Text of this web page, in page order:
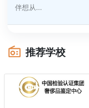
伴想从...
推荐学校